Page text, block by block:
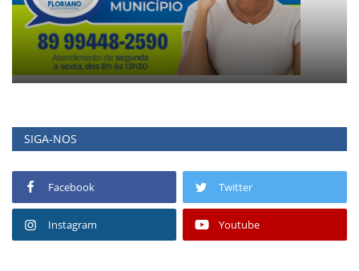
SIGA-NOS
Facebook Twitter
Instagram Youtube